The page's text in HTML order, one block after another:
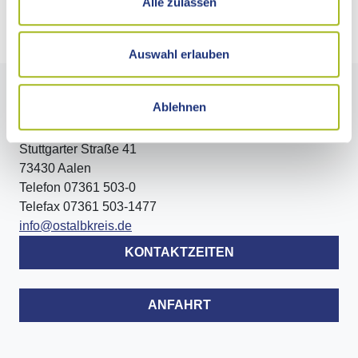
Auswahl erlauben
Ablehnen
LANDRATSAMT OSTALBKREIS
Stuttgarter Straße 41
73430 Aalen
Telefon 07361 503-0
Telefax 07361 503-1477
info@ostalbkreis.de
KONTAKTZEITEN
ANFAHRT